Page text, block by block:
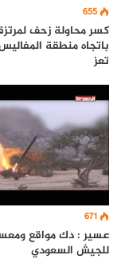
655
كسر محاولة زحف
باتجاه منطقة
تعز
671
عسير : دك مواقع
للجيش السعودي